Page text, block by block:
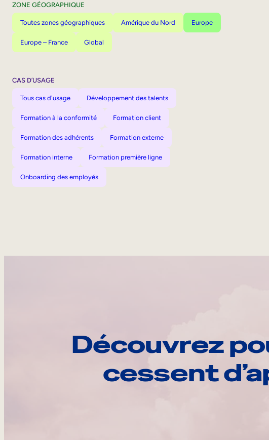
ZONE GÉOGRAPHIQUE
Toutes zones géographiques Amérique du Nord Europe
Europe – France Global
CAS D’USAGE
Tous cas d'usage Développement des talents
Formation à la conformité Formation client
Formation des adhérents Formation externe
Formation interne Formation première ligne
Onboarding des employés
Découvrez
cessent